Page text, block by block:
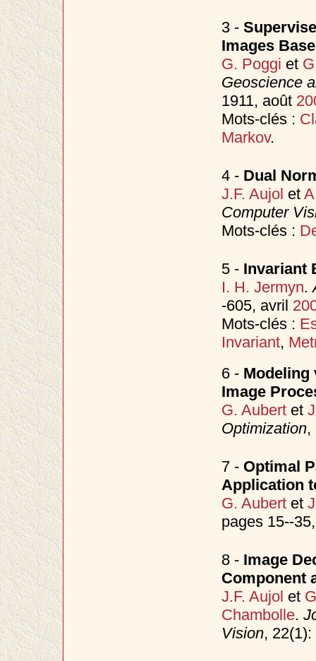
3 -
Images
G. Poggi et
Geoscience
1911, août
Mots-clés :
Markov.
4 - Dual
J.F. Aujol et
Computer
Mots-clés :
5 - Invariant
I. H. Jermyn.
-605, avril
Mots-clés :
Invariant,
6 - Modeling
Image
G. Aubertet
Optimization,
7 - Optimal
Application
G. Aubertet
pages 15--
8 - Image
Component
J.F. Aujol et
Chambolle.
Vision,